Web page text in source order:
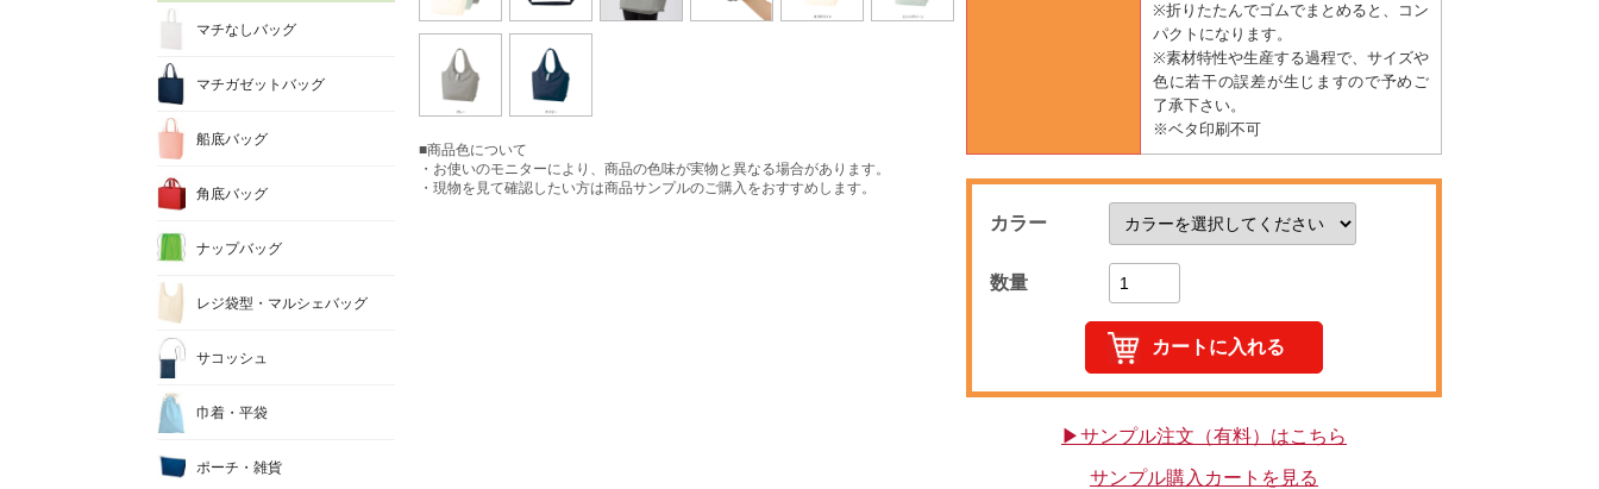
■商品色について
・お使いのモニターにより、商品の色味が実物と異なる場合があります。
・現物を見て確認したい方は商品サンプルのご購入をおすすめします。
※折りたたんでゴムでまとめると、コン
パクトになります。
※素材特性や生産する過程で、サイズや
色に若干の誤差が生じますので予めご
了承下さい。
※ベタ印刷不可
カラー
数量
▶サンプル注文（有料）はこちら
サンプル購入カートを見る
マチなしバッグ
マチガゼットバッグ
船底バッグ
角底バッグ
ナップバッグ
レジ袋型・マルシェバッグ
サコッシュ
巾着・平袋
ポーチ・雑貨